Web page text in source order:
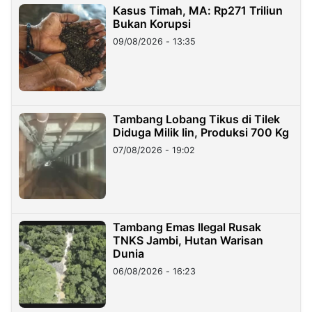
Kasus Timah, MA: Rp271 Triliun
Bukan Korupsi
09/08/2026 - 13:35
Tambang Lobang Tikus di Tilek
Diduga Milik Iin, Produksi 700 Kg
07/08/2026 - 19:02
Tambang Emas Ilegal Rusak
TNKS Jambi, Hutan Warisan
Dunia
06/08/2026 - 16:23